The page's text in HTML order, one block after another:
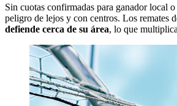
Sin cuotas confirmadas para ganador local
peligro de lejos y con centros. Los remates
defiende cerca de su área, lo que